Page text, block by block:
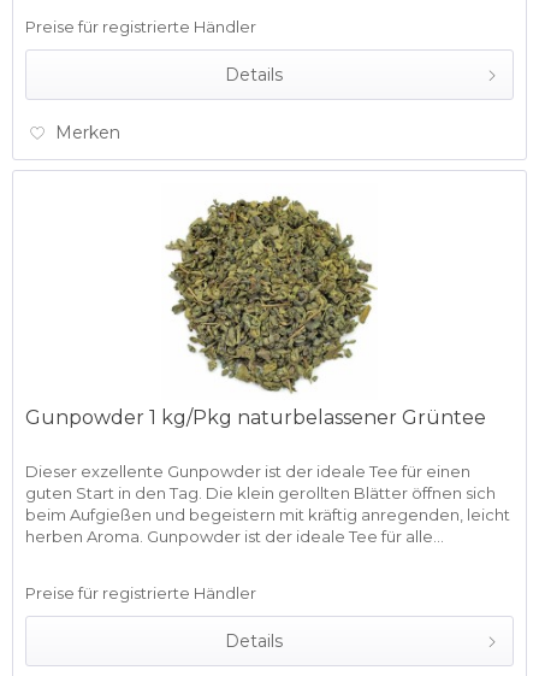
Preise für registrierte Händler
Details
Merken
Gunpowder 1 kg/Pkg naturbelassener Grüntee
Dieser exzellente Gunpowder ist der ideale Tee für einen
guten Start in den Tag. Die klein gerollten Blätter öffnen sich
beim Aufgießen und begeistern mit kräftig anregenden, leicht
herben Aroma. Gunpowder ist der ideale Tee für alle...
Preise für registrierte Händler
Details